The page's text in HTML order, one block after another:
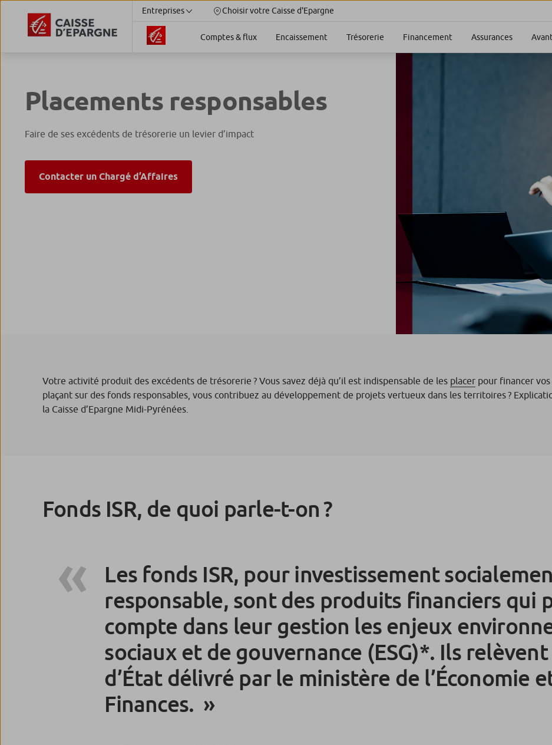
Entreprises Choisir votre Caisse d'Epargne
Comptes & flux Encaissement Trésorerie Financement Assurances
Placements responsables
Faire de ses excédents de trésorerie un levier d’impact
Contacter un Chargé d’Affaires
Votre activité produit des excédents de trésorerie ? Vous savez déjà qu’il est indispensable de les placer pour financer
plaçant sur des fonds responsables, vous contribuez au développement de projets vertueux dans les territoires ?
la Caisse d’Epargne Midi-Pyrénées.
Fonds ISR, de quoi parle-t-on ?
Les fonds ISR, pour investissement
responsable, sont des produits financiers qui
compte dans leur gestion les enjeux
sociaux et de gouvernance (ESG)*. Ils relèvent
d’État délivré par le ministère de l’Économie
Finances.